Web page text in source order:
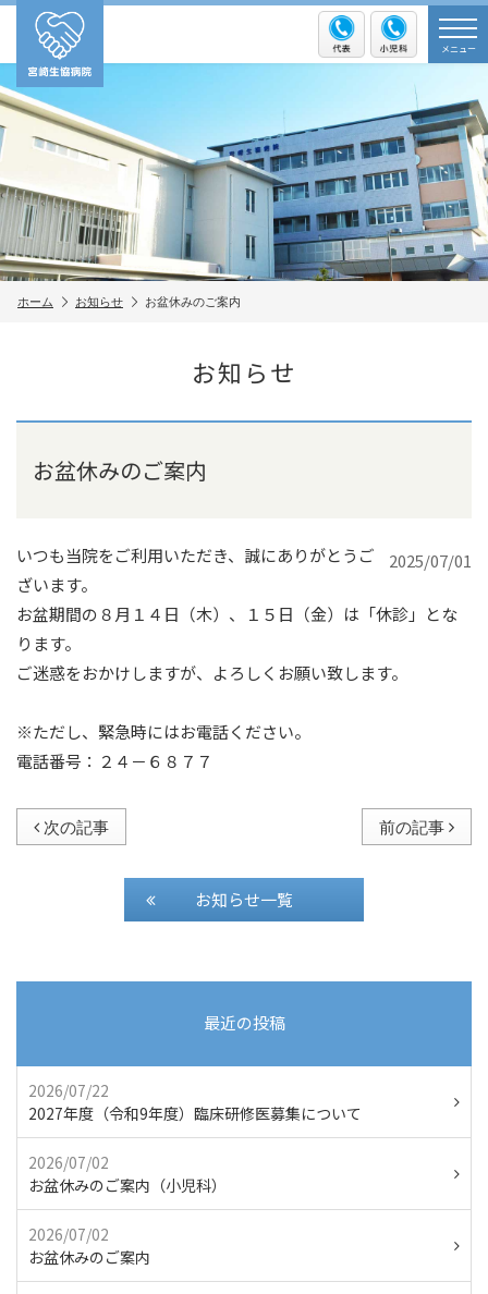
メニュー
ホーム お知らせ お盆休みのご案内
お知らせ
お盆休みのご案内
2025/07/01
いつも当院をご利用いただき、誠にありがとうご
ざいます。
お盆期間の８月１４日（木）、１５日（金）は「休診」とな
ります。
ご迷惑をおかけしますが、よろしくお願い致します。
※ただし、緊急時にはお電話ください。
電話番号：２４－６８７７
次の記事 前の記事
お知らせ一覧
最近の投稿
2026/07/22
2027年度（令和9年度）臨床研修医募集について
2026/07/02
お盆休みのご案内（小児科）
2026/07/02
お盆休みのご案内